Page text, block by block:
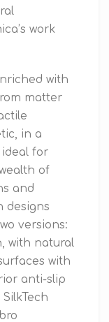
work
with
matter
in a
for
of
and
designs
versions:
with natural
with
anti-slip